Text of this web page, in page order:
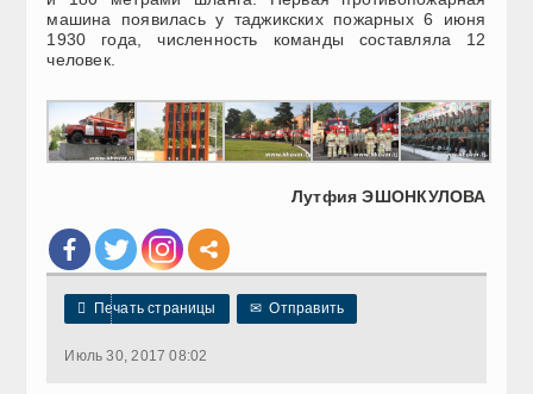
машина появилась у таджикских пожарных 6 июня
1930 года, численность команды составляла 12
человек.
Лутфия ЭШОНКУЛОВА
 Печать страницы ✉ Отправить
Июль 30, 2017 08:02